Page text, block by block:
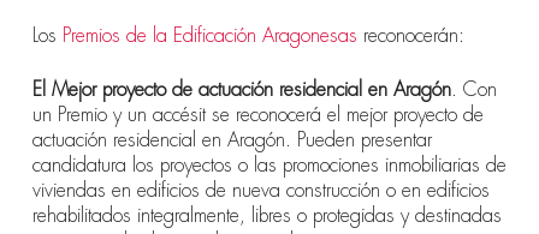
Los Premios de la Edificación Aragonesas reconocerán:
El Mejor proyecto de actuación residencial en Aragón. Con
un Premio y un accésit se reconocerá el mejor proyecto de
actuación residencial en Aragón. Pueden presentar
candidatura los proyectos o las promociones inmobiliarias de
viviendas en edificios de nueva construcción o en edificios
rehabilitados integralmente, libres o protegidas y destinadas